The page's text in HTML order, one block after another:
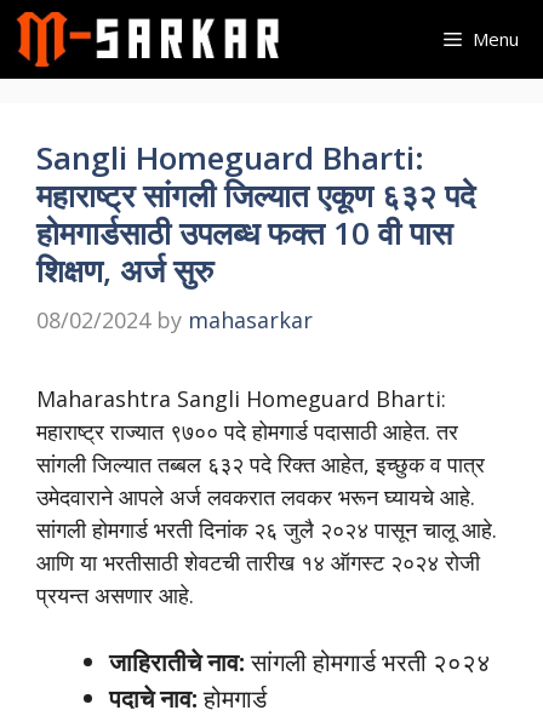
Skip
to
content
Menu
Sangli Homeguard Bharti:
महाराष्ट्र सांगली जिल्यात एकूण ६३२ पदे
होमगार्डसाठी उपलब्ध फक्त 10 वी पास
शिक्षण, अर्ज सुरु
08/02/2024 by mahasarkar
Maharashtra Sangli Homeguard Bharti:
महाराष्ट्र राज्यात ९७०० पदे होमगार्ड पदासाठी आहेत. तर
सांगली जिल्यात तब्बल ६३२ पदे रिक्त आहेत, इच्छुक व पात्र
उमेदवाराने आपले अर्ज लवकरात लवकर भरून घ्यायचे आहे.
सांगली होमगार्ड भरती दिनांक २६ जुलै २०२४ पासून चालू आहे.
आणि या भरतीसाठी शेवटची तारीख १४ ऑगस्ट २०२४ रोजी
प्रयन्त असणार आहे.
जाहिरातीचे नाव:सांगली होमगार्ड भरती २०२४
पदाचे नाव:होमगार्ड